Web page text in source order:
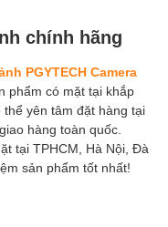
chính hãng
PGYTECH Camera
phẩm có mặt tại khắp
yên tâm đặt hàng tại
hàng toàn quốc.
tại TPHCM, Hà Nội, Đà
sản phẩm tốt nhất!